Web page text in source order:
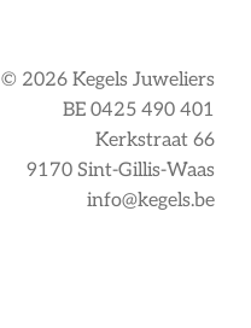
© 2026 Kegels Juweliers
BE 0425 490 401
Kerkstraat 66
9170 Sint-Gillis-Waas
info@kegels.be